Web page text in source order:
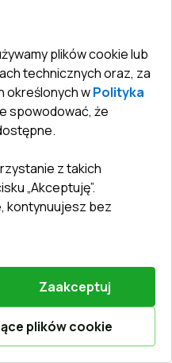
online
Zostaw recenzję
BALCONY DOOR
6komorowe
3poziomy
plików cookie lub
technicznych oraz, za
określonych wPolityka
spowodować, że
z takich
„Akceptuję”.
kontynuujesz bez
Zaakceptuj
plików cookie